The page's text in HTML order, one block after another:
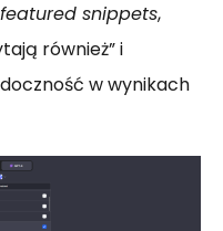
featured snippets,
również” i
w wynikach